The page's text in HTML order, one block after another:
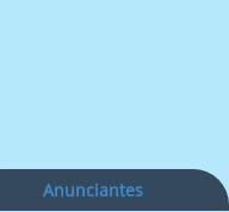
Anunciantes